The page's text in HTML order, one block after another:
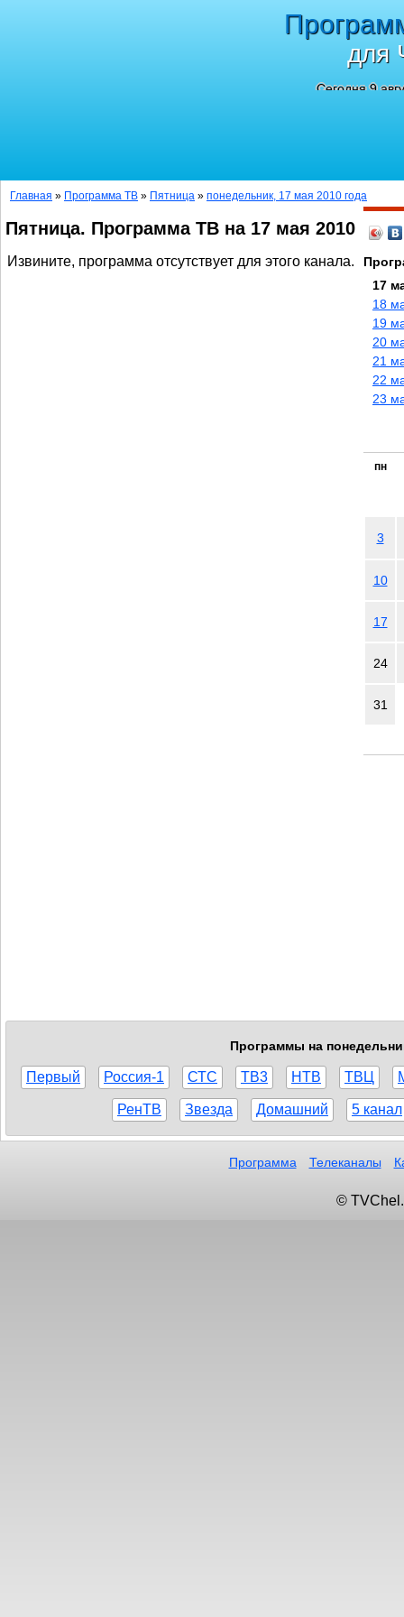
для
Сегодня 9
Главная » Программа ТВ » Пятница » понедельник, 17 мая 2010 года
Пятница. Программа ТВ на 17 мая 2010
Извините, программа отсутствует для этого канала.
17
18
19
20
21
22
23
пн
3
10
17
24
31
Программы на
Первый Россия-1 СТС ТВ3 НТВ ТВЦ
РенТВ Звезда Домашний 5 канал
Программа Телеканалы
©